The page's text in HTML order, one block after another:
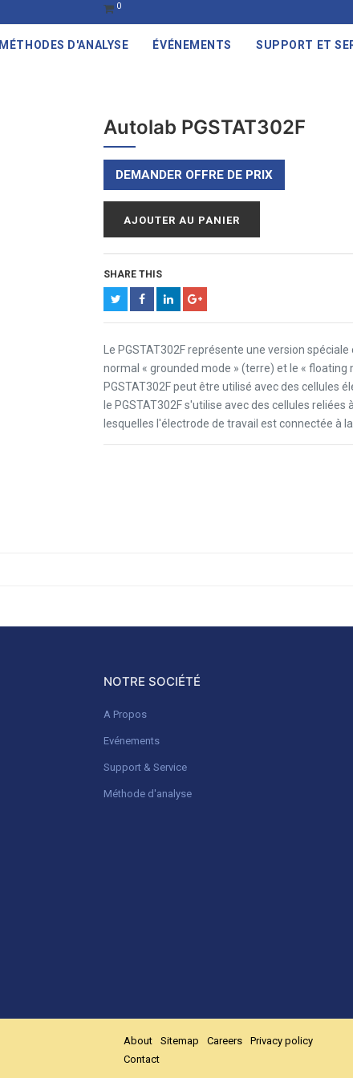
0
MÉTHODES D'ANALYSE ÉVÉNEMENTS SUPPORT ET
Autolab PGSTAT302F
DEMANDER OFFRE DE PRIX
AJOUTER AU PANIER
SHARE THIS
Le PGSTAT302F représente une version
normal « grounded mode » (terre) et le «
PGSTAT302F peut être utilisé avec des cellules
le PGSTAT302F s'utilise avec des cellules
lesquelles l'électrode de travail est connectée à
NOTRE SOCIÉTÉ
A Propos
Evénements
Support & Service
Méthode d'analyse
About Sitemap Careers
Privacy policy
Contact